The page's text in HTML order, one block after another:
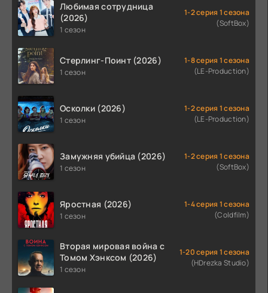
Любимая сотрудница
(2026)
1 сезон
1-2 серия 1 сезона
(SoftBox)
Стерлинг-Поинт (2026)
1 сезон
1-8 серия 1 сезона
(LE-Production)
Осколки (2026)
1 сезон
1-2 серия 1 сезона
(LE-Production)
Замужняя убийца (2026)
1 сезон
1-2 серия 1 сезона
(SoftBox)
Яростная (2026)
1 сезон
1-4 серия 1 сезона
(Coldfilm)
Вторая мировая война с
Томом Хэнксом (2026)
1 сезон
1-20 серия 1 сезона
(HDrezka Studio)